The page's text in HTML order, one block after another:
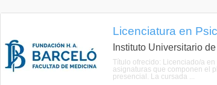
Licenciatura en
Instituto Universitario
Título ofrecido: Licenciado/a
asignaturas que componen el
presencial. La cursada ...